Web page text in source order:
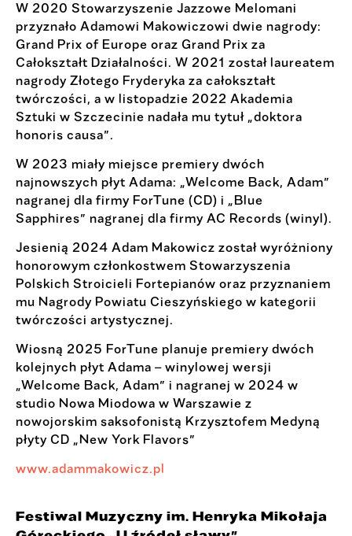
W 2020 Stowarzyszenie Jazzowe Melomani
przyznało Adamowi Makowiczowi dwie nagrody:
Grand Prix of Europe oraz Grand Prix za
Całokształt Działalności. W 2021 został laureatem
nagrody Złotego Fryderyka za całokształt
twórczości, a w listopadzie 2022 Akademia
Sztuki w Szczecinie nadała mu tytuł „doktora
honoris causa”.
W 2023 miały miejsce premiery dwóch
najnowszych płyt Adama: „Welcome Back, Adam”
nagranej dla firmy ForTune (CD) i „Blue
Sapphires” nagranej dla firmy AC Records (winyl).
Jesienią 2024 Adam Makowicz został wyróżniony
honorowym członkostwem Stowarzyszenia
Polskich Stroicieli Fortepianów oraz przyznaniem
mu Nagrody Powiatu Cieszyńskiego w kategorii
twórczości artystycznej.
Wiosną 2025 ForTune planuje premiery dwóch
kolejnych płyt Adama – winylowej wersji
„Welcome Back, Adam” i nagranej w 2024 w
studio Nowa Miodowa w Warszawie z
nowojorskim saksofonistą Krzysztofem Medyną
płyty CD „New York Flavors”
www.adammakowicz.pl
Festiwal Muzyczny im. Henryka Mikołaja